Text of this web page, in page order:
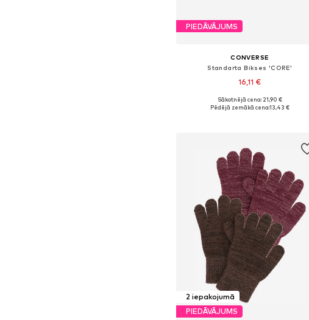
PIEDĀVĀJUMS
CONVERSE
Standarta Bikses 'CORE'
16,11 €
Sākotnējā cena: 21,90 €
Pēdējā zemākā cena:13,43 €
2 iepakojumā
PIEDĀVĀJUMS